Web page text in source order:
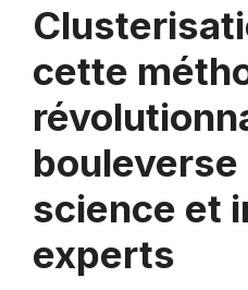
cette
bouleverse
science et
experts